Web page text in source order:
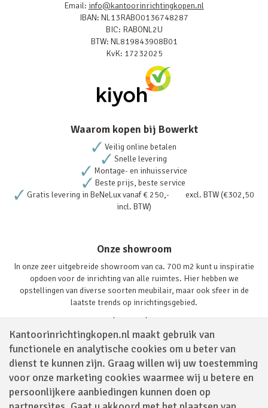
Kantoorinrichtingkopen.nl maakt gebruik van
functionele en analytische cookies om u beter van
dienst te kunnen zijn. Graag willen wij uw toestemming
voor onze marketing cookies waarmee wij u betere en
persoonlijkere aanbiedingen kunnen doen op
Email: info@kantoorinrichtingkopen.nl
IBAN: NL13RABO0136748287
BIC: RABONL2U
BTW: NL819843908B01
KvK: 17232025
Waarom kopen bij Bowerkt
Veilig online betalen
Snelle levering
Montage- en inhuisservice
Beste prijs, beste service
Gratis levering in BeNeLux vanaf € 250,- excl. BTW (€302,50
incl. BTW)
Onze showroom
In onze zeer uitgebreide showroom van ca. 700 m2 kunt u inspiratie
opdoen voor de inrichting van alle ruimtes. Hier hebben we
opstellingen van diverse soorten meubilair, maar ook sfeer in de
laatste trends op inrichtingsgebied.
Lees verder